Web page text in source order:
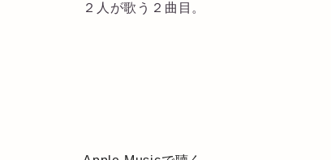
２人が歌う２曲目。